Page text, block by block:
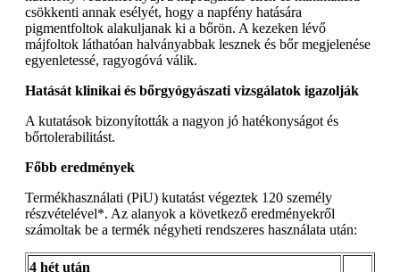
csökkenti annak esélyét, hogy a napfény hatására
pigmentfoltok alakuljanak ki a bőrön. A kezeken lévő
májfoltok láthatóan halványabbak lesznek és bőr megjelenése
egyenletessé, ragyogóvá válik.
Hatását klinikai és bőrgyógyászati vizsgálatok igazolják
A kutatások bizonyították a nagyon jó hatékonyságot és
bőrtolerabilitást.
Főbb eredmények
Termékhasználati (PiU) kutatást végeztek 120 személy
részvételével*. Az alanyok a következő eredményekről
számoltak be a termék négyheti rendszeres használata után:
4 hét után